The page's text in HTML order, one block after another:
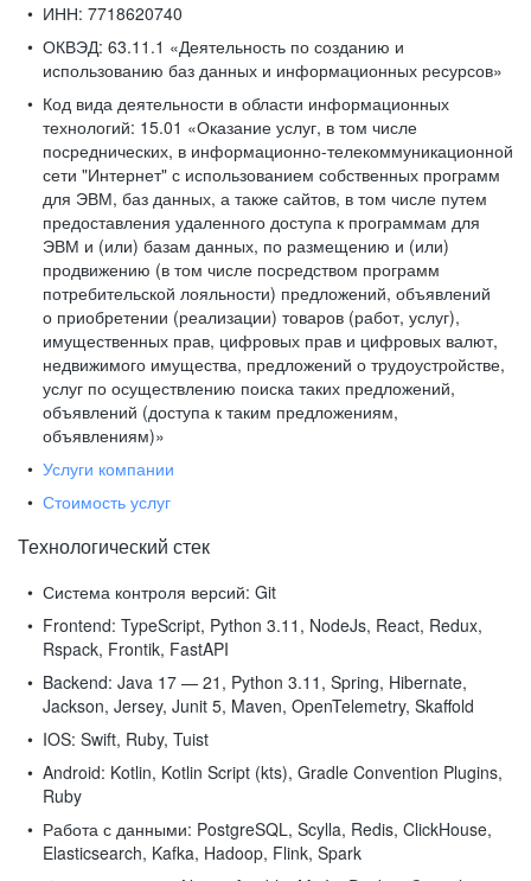
ИНН: 7718620740
ОКВЭД: 63.11.1 «Деятельность по созданию и
использованию баз данных и информационных ресурсов»
Код вида деятельности в области информационных
технологий: 15.01 «Оказание услуг, в том числе
посреднических, в информационно-телекоммуникационной
сети "Интернет" с использованием собственных программ
для ЭВМ, баз данных, а также сайтов, в том числе путем
предоставления удаленного доступа к программам для
ЭВМ и (или) базам данных, по размещению и (или)
продвижению (в том числе посредством программ
потребительской лояльности) предложений, объявлений
о приобретении (реализации) товаров (работ, услуг),
имущественных прав, цифровых прав и цифровых валют,
недвижимого имущества, предложений о трудоустройстве,
услуг по осуществлению поиска таких предложений,
объявлений (доступа к таким предложениям,
объявлениям)»
Услуги компании
Стоимость услуг
Технологический стек
Система контроля версий: Git
Frontend: TypeScript, Python 3.11, NodeJs, React, Redux,
Rspack, Frontik, FastAPI
Backend: Java 17 — 21, Python 3.11, Spring, Hibernate,
Jackson, Jersey, Junit 5, Maven, OpenTelemetry, Skaffold
IOS: Swift, Ruby, Tuist
Android: Kotlin, Kotlin Script (kts), Gradle Convention Plugins,
Ruby
Работа с данными: PostgreSQL, Scylla, Redis, ClickHouse,
Elasticsearch, Kafka, Hadoop, Flink, Spark